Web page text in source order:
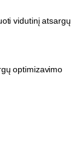
vidutinį atsargų
optimizavimo